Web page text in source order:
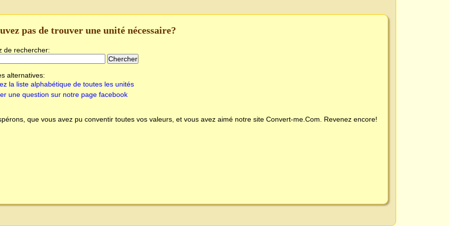
pas de trouver une unité nécessaire?
de rechercher:
alternatives:
la liste alphabétique de toutes les unités
une question sur notre page facebook
que vous avez pu conventir toutes vos valeurs, et vous avez aimé notre site Convert-me.Com . Revenez encore!